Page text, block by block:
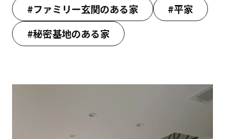
#ファミリー玄関のある家
#平家
#秘密基地のある家